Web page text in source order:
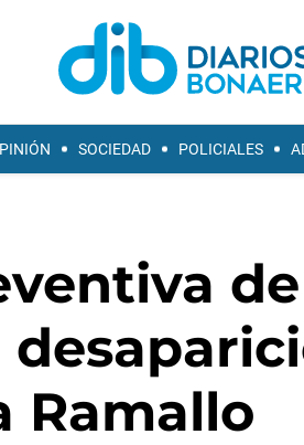
SOCIEDAD POLICIALES
Ramallo